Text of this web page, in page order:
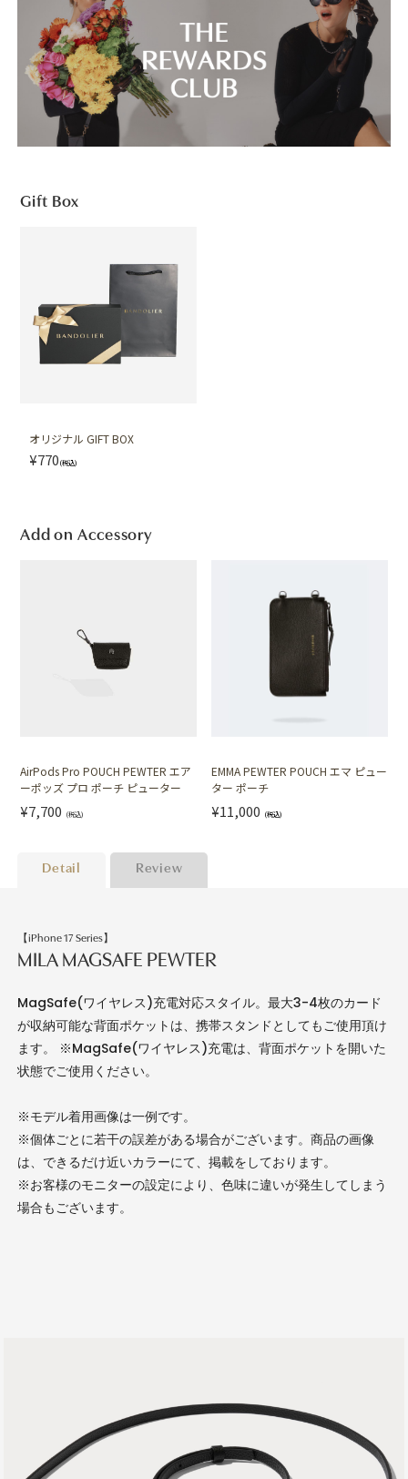
Gift Box
オリジナル GIFT BOX
¥770 (税込)
Add on Accessory
AirPods Pro POUCH PEWTER エア
ーポッズ プロ ポーチ ピューター
¥7,700 (税込)
EMMA PEWTER POUCH エマ ピュー
ター ポーチ
¥11,000 (税込)
Detail Review
【iPhone 17 Series】
MILA MAGSAFE PEWTER
MagSafe(ワイヤレス)充電対応スタイル。最大3-4枚のカード
が収納可能な背面ポケットは、携帯スタンドとしてもご使用頂け
ます。 ※MagSafe(ワイヤレス)充電は、背面ポケットを開いた
状態でご使用ください。
※モデル着用画像は一例です。
※個体ごとに若干の誤差がある場合がございます。商品の画像
は、できるだけ近いカラーにて、掲載をしております。
※お客様のモニターの設定により、色味に違いが発生してしまう
場合もございます。